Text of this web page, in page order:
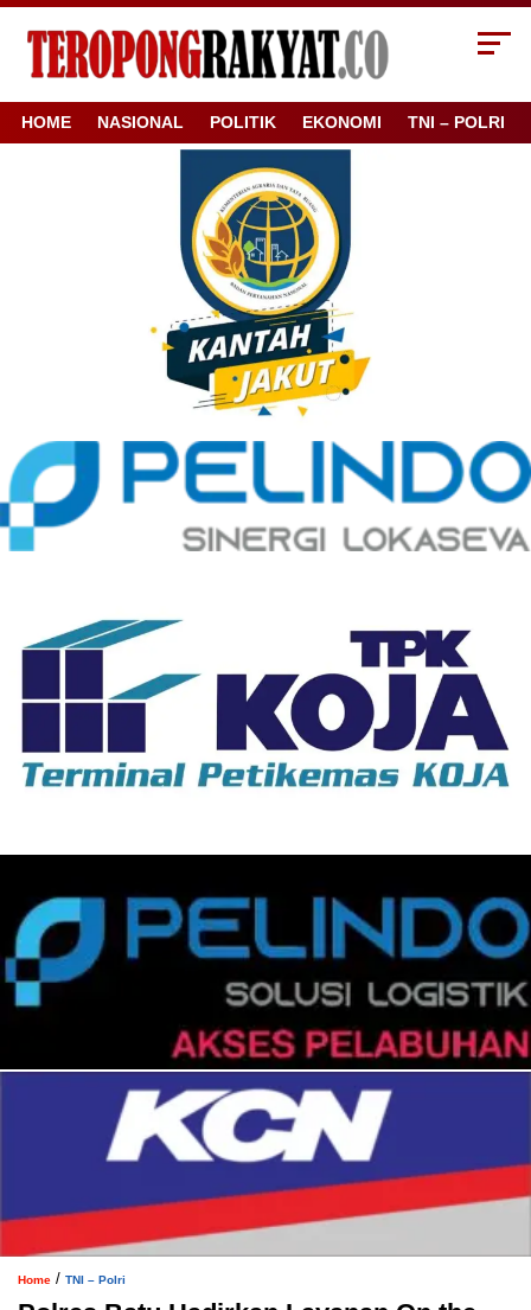
HOME NASIONAL POLITIK EKONOMI TNI – POLRI
Home / TNI – Polri